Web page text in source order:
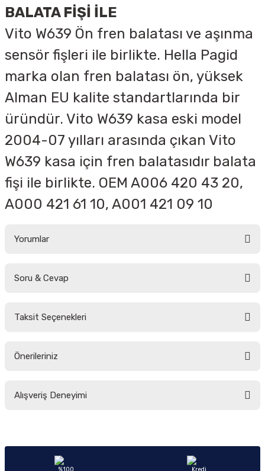
BALATA FİŞİ İLE
Vito W639 Ön fren balatası ve aşınma
sensör fişleri ile birlikte. Hella Pagid
marka olan fren balatası ön, yüksek
Alman EU kalite standartlarında bir
üründür. Vito W639 kasa eski model
2004-07 yılları arasında çıkan Vito
W639 kasa için fren balatasıdır balata
fişi ile birlikte. OEM A006 420 43 20,
A000 421 61 10, A001 421 09 10
Yorumlar
Soru & Cevap
Taksit Seçenekleri
Önerileriniz
yetersiz gördüğünüz noktaları öneri formunu kullanarak tarafımıza
Ürün açıklamasında eksik bilgiler bulunuyor.
Alışveriş Deneyimi
Sitemize ilk yorumu siz yapın!